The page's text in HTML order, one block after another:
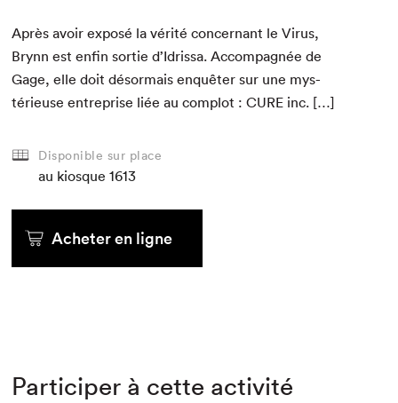
Après avoir exposé la vérité con­cer­nant le Virus,
Brynn est enfin sor­tie d’Idrissa. Accom­pa­g­née de
Gage, elle doit désor­mais enquêter sur une mys­
térieuse entre­prise liée au com­plot :CURE inc. […]
Disponible sur place
au kiosque 1613
Acheter en ligne
Participer à cette activité